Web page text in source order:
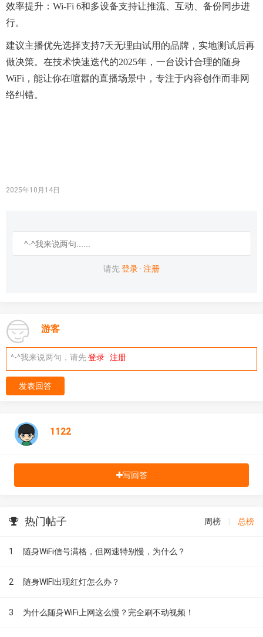
效率提升：Wi-Fi 6和多设备支持让推流、互动、备份同步进
行。
建议主播优先选择支持7天无理由试用的品牌，实地测试后再
做决策。在技术快速迭代的2025年，一台设计合理的随身
WiFi，能让你在喧嚣的直播场景中，专注于内容创作而非网
络纠错。
2025年10月14日
请先登录 · 注册
游客
^-^我来说两句，请先登录 · 注册
发表回答
1122
写回答
热门帖子 周榜 总榜
1 随身WiFi信号满格，但网速特别慢，为什么？
2 随身WIFI出现红灯怎么办？
3 为什么随身WiFi上网这么慢？完全刷不动视频！